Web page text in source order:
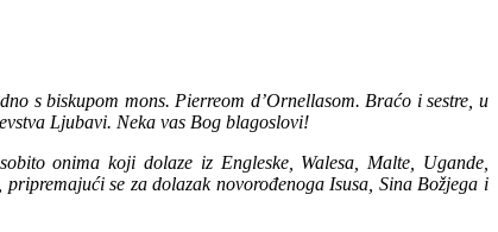
s biskupom mons. Pierreom d’Ornellasom. Braćo i sestre, u
Ljubavi. Neka vas Bog blagoslovi!
onima koji dolaze iz Engleske, Walesa, Malte, Ugande,
se za dolazak novorođenoga Isusa, Sina Božjega i